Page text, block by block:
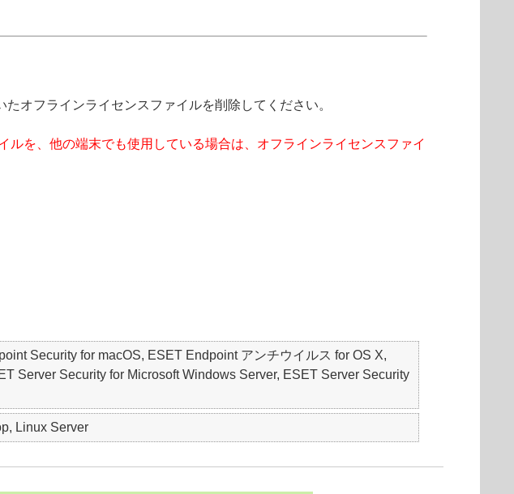
オフラインライセンスファイルを削除してください。
を、他の端末でも使用している場合は、オフラインライセンスファイ
Security for macOS, ESET Endpoint アンチウイルス for OS X,
Server Security for Microsoft Windows Server, ESET Server Security
Linux Server